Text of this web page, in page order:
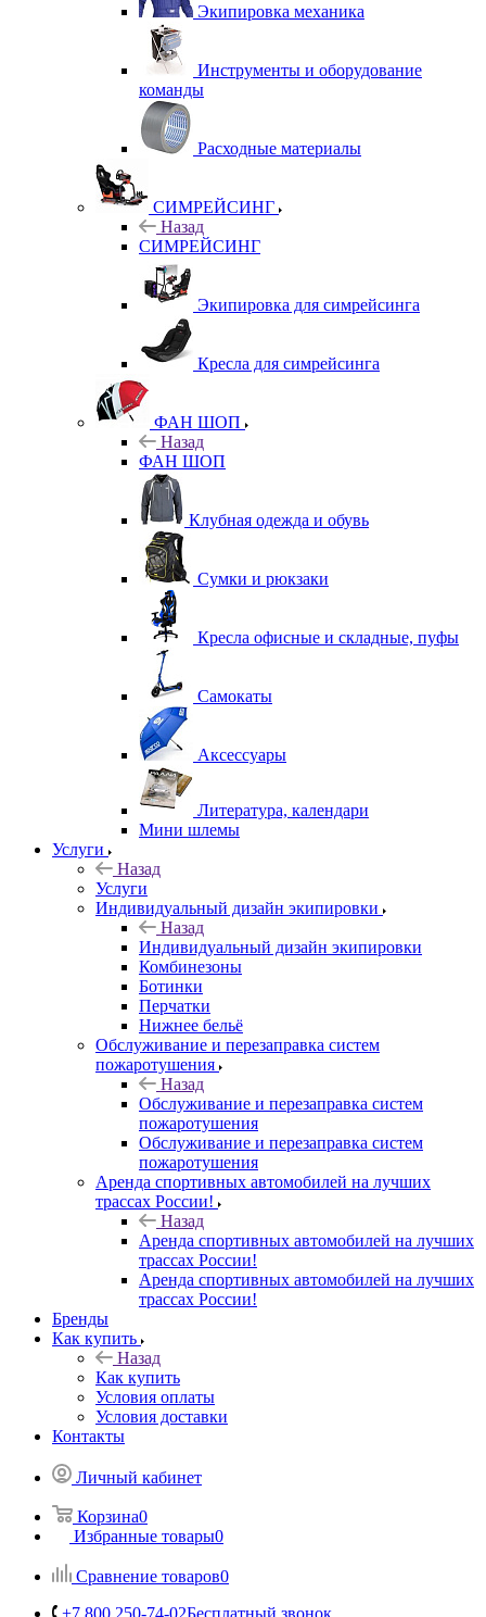
Экипировка механика
Инструменты и оборудование
команды
Расходные материалы
СИМРЕЙСИНГ
Назад
СИМРЕЙСИНГ
Экипировка для симрейсинга
Кресла для симрейсинга
ФАН ШОП
Назад
ФАН ШОП
Клубная одежда и обувь
Сумки и рюкзаки
Кресла офисные и складные, пуфы
Самокаты
Аксессуары
Литература, календари
Мини шлемы
Услуги
Назад
Услуги
Индивидуальный дизайн экипировки
Назад
Индивидуальный дизайн экипировки
Комбинезоны
Ботинки
Перчатки
Нижнее бельё
Обслуживание и перезаправка систем
пожаротушения
Назад
Обслуживание и перезаправка систем
пожаротушения
Обслуживание и перезаправка систем
пожаротушения
Аренда спортивных автомобилей на лучших
трассах России!
Назад
Аренда спортивных автомобилей на лучших
трассах России!
Аренда спортивных автомобилей на лучших
трассах России!
Бренды
Как купить
Назад
Как купить
Условия оплаты
Условия доставки
Контакты
Личный кабинет
Корзина0
Избранные товары0
Сравнение товаров0
+7 800 250-74-02Бесплатный звонок